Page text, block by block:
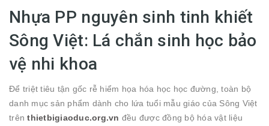
Nhựa PP nguyên sinh tinh khiết
Sông Việt: Lá chắn sinh học bảo
vệ nhi khoa
Để triệt tiêu tận gốc rễ hiểm họa hóa học học đường, toàn bộ
danh mục sản phẩm dành cho lứa tuổi mẫu giáo của Sông Việt
trênthietbigiaoduc.org.vn đều được đồng bộ hóa vật liệu